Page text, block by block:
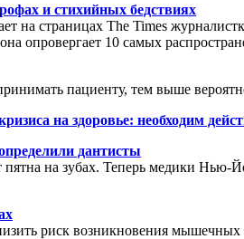
и стихийных бедствиях
на страницах The Times
опровергает 10 самых
пациенту, тем выше
на здоровье: необходим
дантисты
на зубах. Теперь медики
риск возникновения мышечных